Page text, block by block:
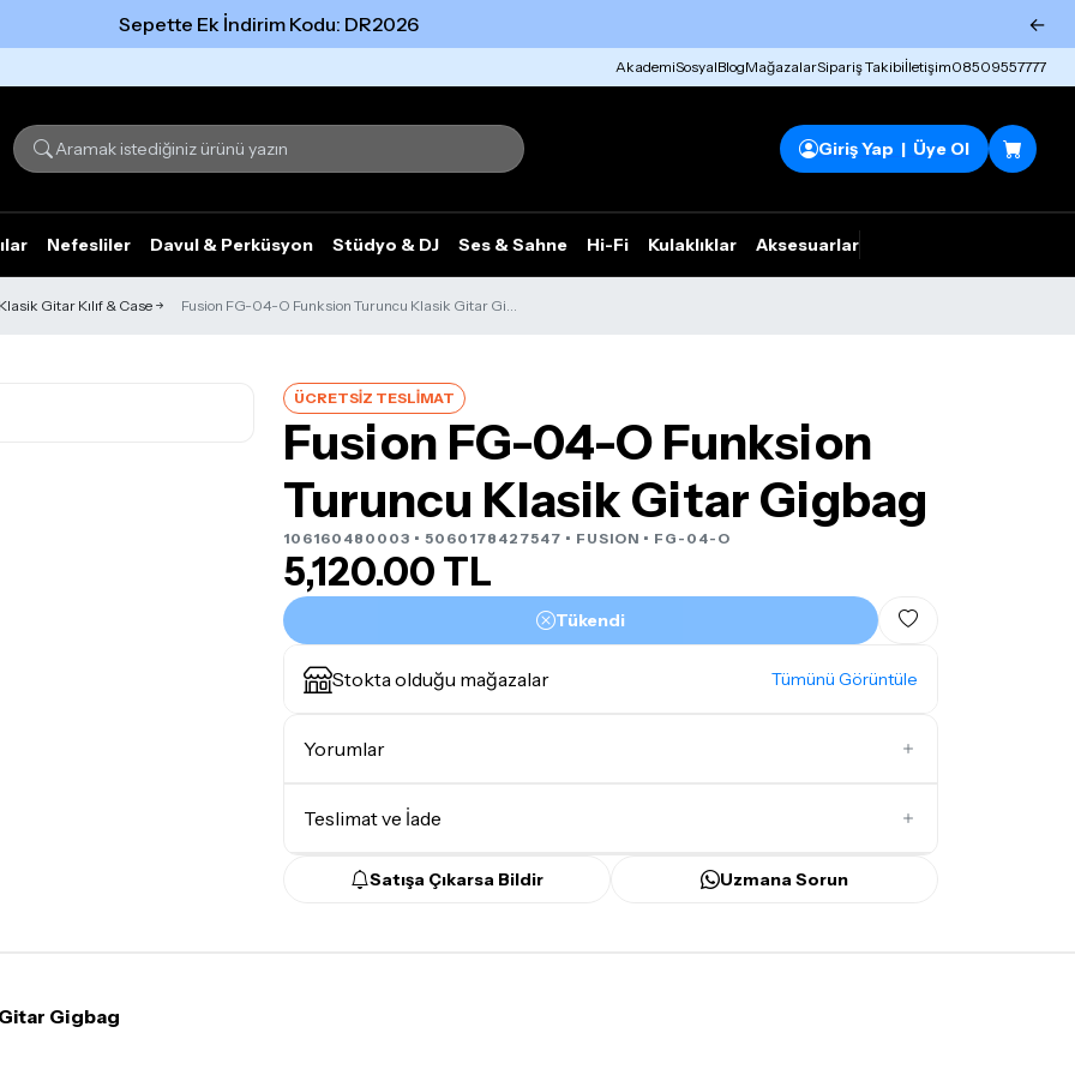
Sepette Ek İndirim Kodu: DR2026 ←
AkademiSosyalBlogMağazalarSipariş Takibiİletişim08509557777
Giriş Yap | Üye Ol
Nefesliler Davul & Perküsyon Stüdyo & DJ Ses & Sahne Hi-Fi Kulaklıklar Aksesuarlar
Klasik Gitar Kılıf & Case Fusion FG-04-O Funksion Turuncu Klasik Gitar Gi...
ÜCRETSİZ TESLİMAT
Fusion FG-04-O Funksion
Turuncu Klasik Gitar Gigbag
106160480003 • 5060178427547 • FUSION • FG-04-O
5,120.00 TL
Tükendi
Stokta olduğu mağazalar Tümünü Görüntüle
Yorumlar
Teslimat ve İade
Teslimat Koşulları
Satışa Çıkarsa Bildir Uzmana Sorun
Gigbag
Tümünü gör